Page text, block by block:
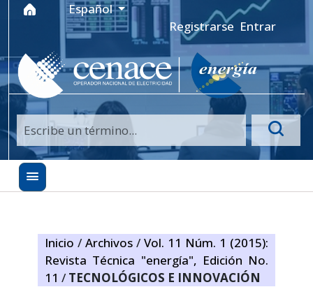
Ir al menú de navegación principal
Ir al contenido principal
Ir al pie de página del sitio
Idioma
Español
Registrarse Entrar
Inicio / Archivos / Vol. 11 Núm. 1 (2015):
Revista Técnica "energía", Edición No.
11 / TECNOLÓGICOS E INNOVACIÓN